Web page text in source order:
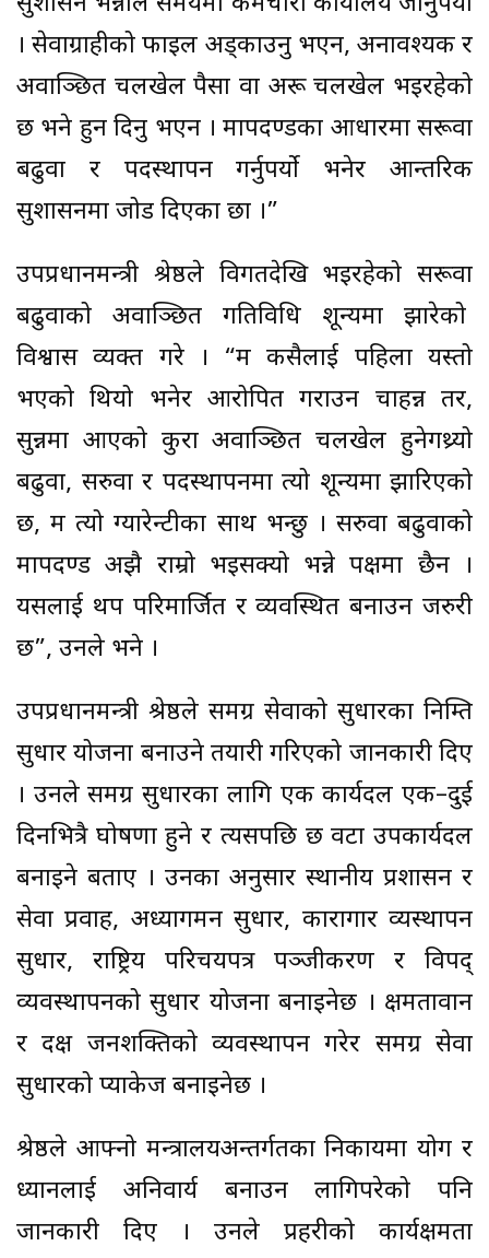
। सेवाग्राहीको फाइल अड्काउनु भएन, अनावश्यक र
अवाञ्छित चलखेल पैसा वा अरू चलखेल भइरहेको
छ भने हुन दिनु भएन । मापदण्डका आधारमा सरूवा
बढुवा र पदस्थापन गर्नुपर्याे भनेर आन्तरिक
सुशासनमा जोड दिएका छौँ ।”
उपप्रधानमन्त्री श्रेष्ठले विगतदेखि भइरहेको सरूवा
बढुवाको अवाञ्छित गतिविधि शून्यमा झारेको
विश्वास व्यक्त गरे । “म कसैलाई पहिला यस्तो
भएको थियो भनेर आरोपित गराउन चाहन्न तर,
सुन्नमा आएको कुरा अवाञ्छित चलखेल हुनेगथ्र्यो
बढुवा, सरुवा र पदस्थापनमा त्यो शून्यमा झारिएको
छ, म त्यो ग्यारेन्टीका साथ भन्छु । सरुवा बढुवाको
मापदण्ड अझै राम्रो भइसक्यो भन्ने पक्षमा छैन ।
यसलाई थप परिमार्जित र व्यवस्थित बनाउन जरुरी
छ”, उनले भने ।
उपप्रधानमन्त्री श्रेष्ठले समग्र सेवाको सुधारका निम्ति
सुधार योजना बनाउने तयारी गरिएको जानकारी दिए
। उनले समग्र सुधारका लागि एक कार्यदल एक–दुई
दिनभित्रै घोषणा हुने र त्यसपछि छ वटा उपकार्यदल
बनाइने बताए । उनका अनुसार स्थानीय प्रशासन र
सेवा प्रवाह, अध्यागमन सुधार, कारागार व्यस्थापन
सुधार, राष्ट्रिय परिचयपत्र पञ्जीकरण र विपद्
व्यवस्थापनको सुधार योजना बनाइनेछ । क्षमतावान
र दक्ष जनशक्तिको व्यवस्थापन गरेर समग्र सेवा
सुधारको प्याकेज बनाइनेछ ।
श्रेष्ठले आफ्नो मन्त्रालयअन्तर्गतका निकायमा योग र
ध्यानलाई अनिवार्य बनाउन लागिपरेको पनि
जानकारी दिए । उनले प्रहरीको कार्यक्षमता